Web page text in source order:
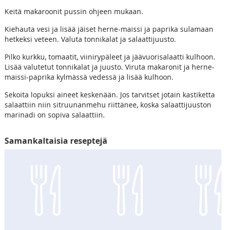
Keitä makaroonit pussin ohjeen mukaan.
Kiehauta vesi ja lisää jäiset herne-maissi ja paprika sulamaan
hetkeksi veteen. Valuta tonnikalat ja salaattijuusto.
Pilko kurkku, tomaatit, viinirypäleet ja jäävuorisalaatti kulhoon.
Lisää valutetut tonnikalat ja juusto. Viruta makaronit ja herne-
maissi-paprika kylmässä vedessä ja lisää kulhoon.
Sekoita lopuksi aineet keskenään. Jos tarvitset jotain kastiketta
salaattiin niin sitruunanmehu riittänee, koska salaattijuuston
marinadi on sopiva salaattiin.
Samankaltaisia reseptejä